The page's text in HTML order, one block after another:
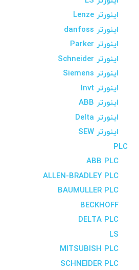
اینورتر Lenze
اینورتر danfoss
اینورتر Parker
اینورتر Schneider
اینورتر Siemens
اینورتر Invt
اینورتر ABB
اینورتر Delta
اینورتر SEW
PLC
ABB PLC
ALLEN-BRADLEY PLC
BAUMULLER PLC
BECKHOFF
DELTA PLC
LS
MITSUBISH PLC
SCHNEIDER PLC